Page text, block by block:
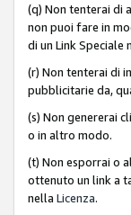
(q) Non tenterai di
non puoi fare in
di un Link Speciale
(r) Non tenterai di
pubblicitarie da,
(s) Non genererai
o in altro modo.
(t) Non esporrai o
ottenuto un link a
nella Licenza.